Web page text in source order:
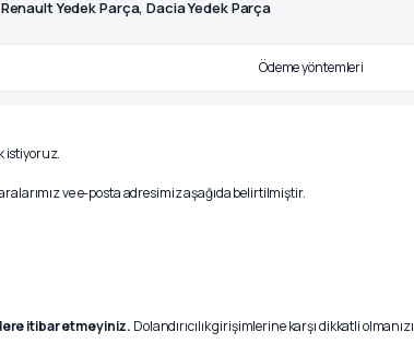
Yedek Parça, Dacia Yedek Parça
istiyoruz.
ve e-posta adresimiz aşağıda belirtilmiştir.
itibar etmeyiniz. Dolandırıcılık girişimlerine karşı dikkatli